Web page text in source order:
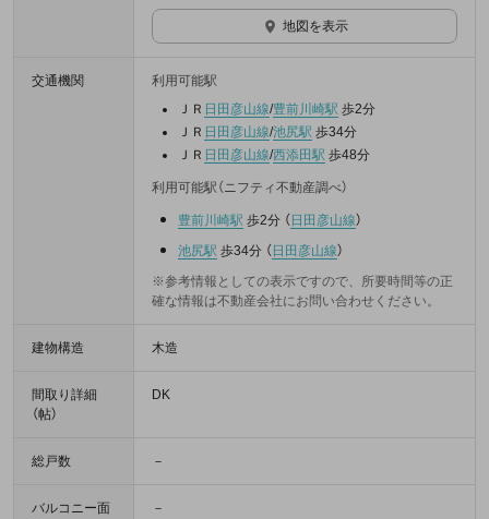
地図を表示
交通機関
利用可能駅
ＪＲ 日田彦山線/豊前川崎駅 歩2分
ＪＲ 日田彦山線/池尻駅 歩34分
ＪＲ 日田彦山線/西添田駅 歩48分
利用可能駅（ニフティ不動産調べ）
豊前川崎駅 歩2分 （ 日田彦山線）
池尻駅 歩34分 （ 日田彦山線）
※参考情報としての表示ですので、所要時間等の正
確な情報は不動産会社にお問い合わせください。
建物構造 木造
間取り詳細
（帖）
DK
総戸数 －
バルコニー面
－